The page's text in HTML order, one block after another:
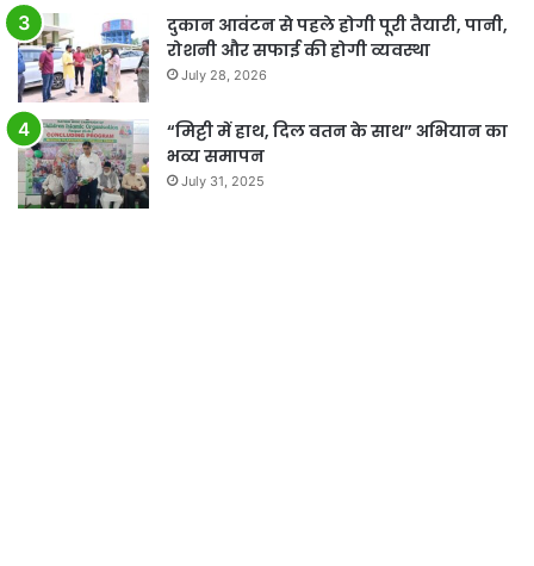
दुकान आवंटन से पहले होगी पूरी तैयारी, पानी,
रोशनी और सफाई की होगी व्यवस्था
July 28, 2026
“मिट्टी में हाथ, दिल वतन के साथ” अभियान का
भव्य समापन
July 31, 2025